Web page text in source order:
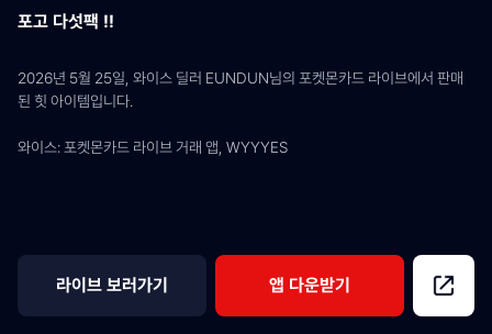
포고 다섯팩 !!
2026년 5월 25일, 와이스 딜러 EUNDUN님의 포켓몬카드 라이브에서 판매
된 힛 아이템입니다.
와이스: 포켓몬카드 라이브 거래 앱, WYYYES
라이브 보러가기 앱 다운받기